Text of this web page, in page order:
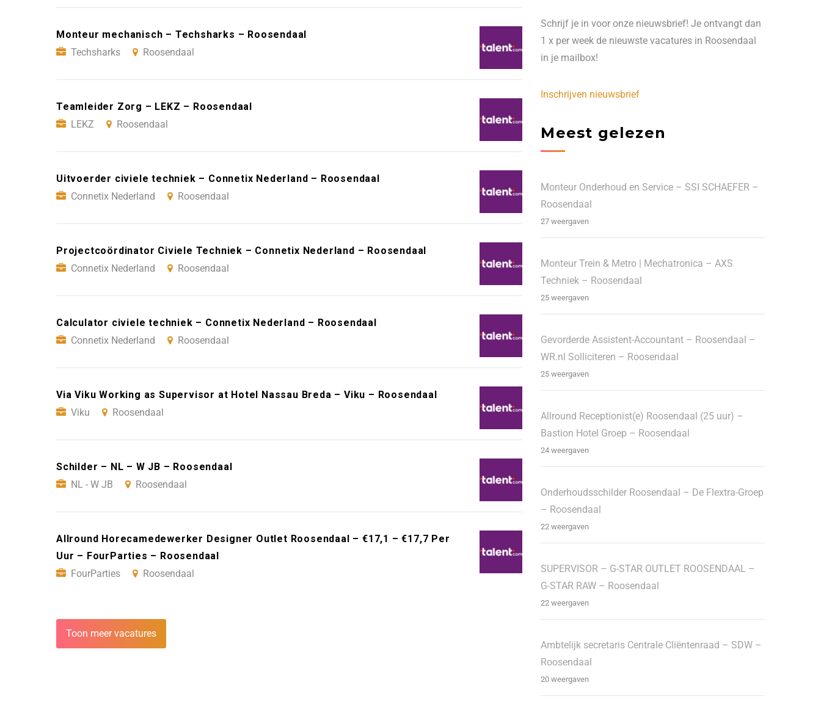
Monteur mechanisch – Techsharks – Roosendaal
Techsharks
Roosendaal
Teamleider Zorg – LEKZ – Roosendaal
LEKZ
Roosendaal
Uitvoerder civiele techniek – Connetix Nederland – Roosendaal
Connetix Nederland
Roosendaal
Projectcoördinator Civiele Techniek – Connetix Nederland – Roosendaal
Connetix Nederland
Roosendaal
Calculator civiele techniek – Connetix Nederland – Roosendaal
Connetix Nederland
Roosendaal
Via Viku Working as Supervisor at Hotel Nassau Breda – Viku – Roosendaal
Viku
Roosendaal
Schilder – NL – W JB – Roosendaal
NL - W JB
Roosendaal
Allround Horecamedewerker Designer Outlet Roosendaal – €17,1 – €17,7 Per
Uur – FourParties – Roosendaal
FourParties
Roosendaal
Toon meer vacatures
Schrijf je in voor onze nieuwsbrief! Je ontvangt dan
1 x per week de nieuwste vacatures in Roosendaal
in je mailbox!
Inschrijven nieuwsbrief
Meest gelezen
Monteur Onderhoud en Service – SSI SCHAEFER –
Roosendaal
27 weergaven
Monteur Trein & Metro | Mechatronica – AXS
Techniek – Roosendaal
25 weergaven
Gevorderde Assistent-Accountant – Roosendaal –
WR.nl Solliciteren – Roosendaal
25 weergaven
Allround Receptionist(e) Roosendaal (25 uur) –
Bastion Hotel Groep – Roosendaal
24 weergaven
Onderhoudsschilder Roosendaal – De Flextra-Groep
– Roosendaal
22 weergaven
SUPERVISOR – G-STAR OUTLET ROOSENDAAL –
G-STAR RAW – Roosendaal
22 weergaven
Ambtelijk secretaris Centrale Cliëntenraad – SDW –
Roosendaal
20 weergaven